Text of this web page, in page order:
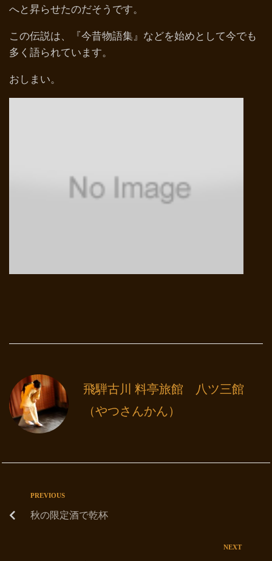
へと昇らせたのだそうです。
この伝説は、『今昔物語集』などを始めとして今でも
多く語られています。
おしまい。
飛騨古川 料亭旅館 八ツ三館
（やつさんかん）
PREVIOUS
秋の限定酒で乾杯
NEXT